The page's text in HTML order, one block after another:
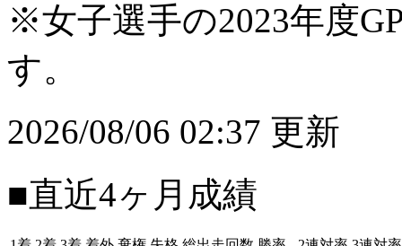
※女子選手の2023年度
す。
2026/08/06 02:37 更新
■直近4ヶ月成績